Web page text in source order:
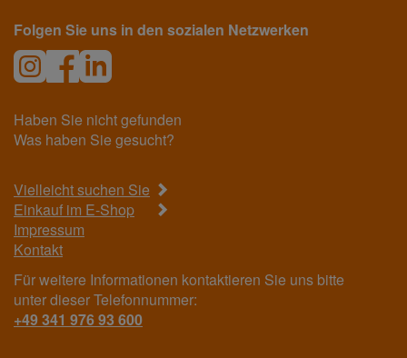
Folgen Sie uns in den sozialen Netzwerken
Haben Sie nicht gefunden
Was haben Sie gesucht?
Vielleicht suchen Sie
Einkauf im E-Shop
Impressum
Kontakt
Für weitere Informationen kontaktieren Sie uns bitte
unter dieser Telefonnummer:
+49 341 976 93 600